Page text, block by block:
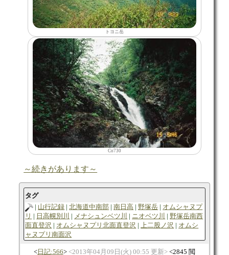
トヨニ岳
Co730
～続きがあります～
タグ
山行記録
北海道中南部 南日高 野塚岳
オムシャヌプ
リ
日高幌別川 メナシュンベツ川 ニオベツ川
野塚岳南西
面直登沢
オムシャヌプリ北面直登沢 上二股ノ沢
オムシ
ャヌプリ南面沢
日記:566 2013年04月09日(火) 00:55 更新
2845 閲